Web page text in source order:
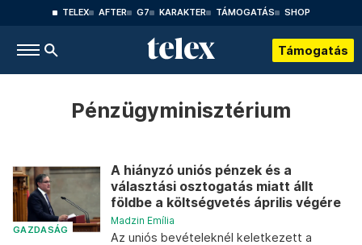
TELEX AFTER G7 KARAKTER TÁMOGATÁS SHOP
Támogatás
Pénzügyminisztérium
GAZDASÁG
A hiányzó uniós pénzek és a
választási osztogatás miatt állt
földbe a költségvetés április végére
Madzin Emília
Az uniós bevételeknél keletkezett a